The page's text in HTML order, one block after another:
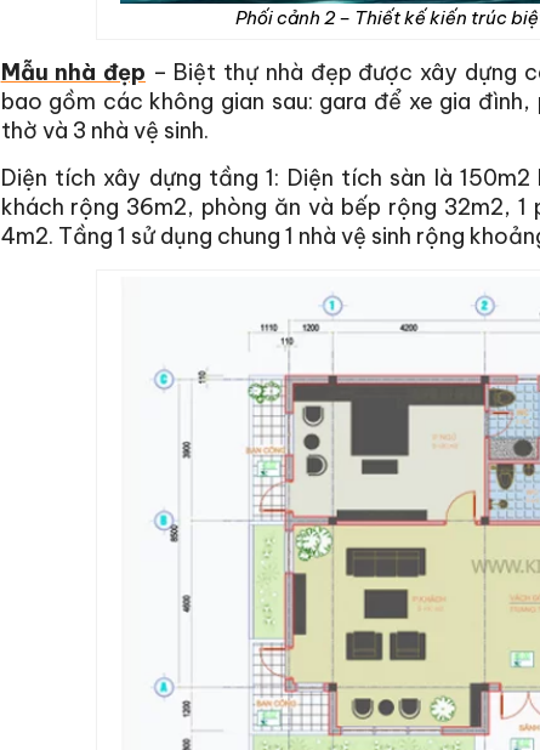
Phối cảnh 2 – Thiết kế kiến trúc
Mẫu nhà đẹp – Biệt thự nhà đẹp được xây dựng
bao gồm các không gian sau: gara để xe gia
thờ và 3 nhà vệ sinh.
Diện tích xây dựng tầng 1: Diện tích sàn là
khách rộng 36m2, phòng ăn và bếp rộng 32m2,
4m2. Tầng 1 sử dụng chung 1 nhà vệ sinh rộng